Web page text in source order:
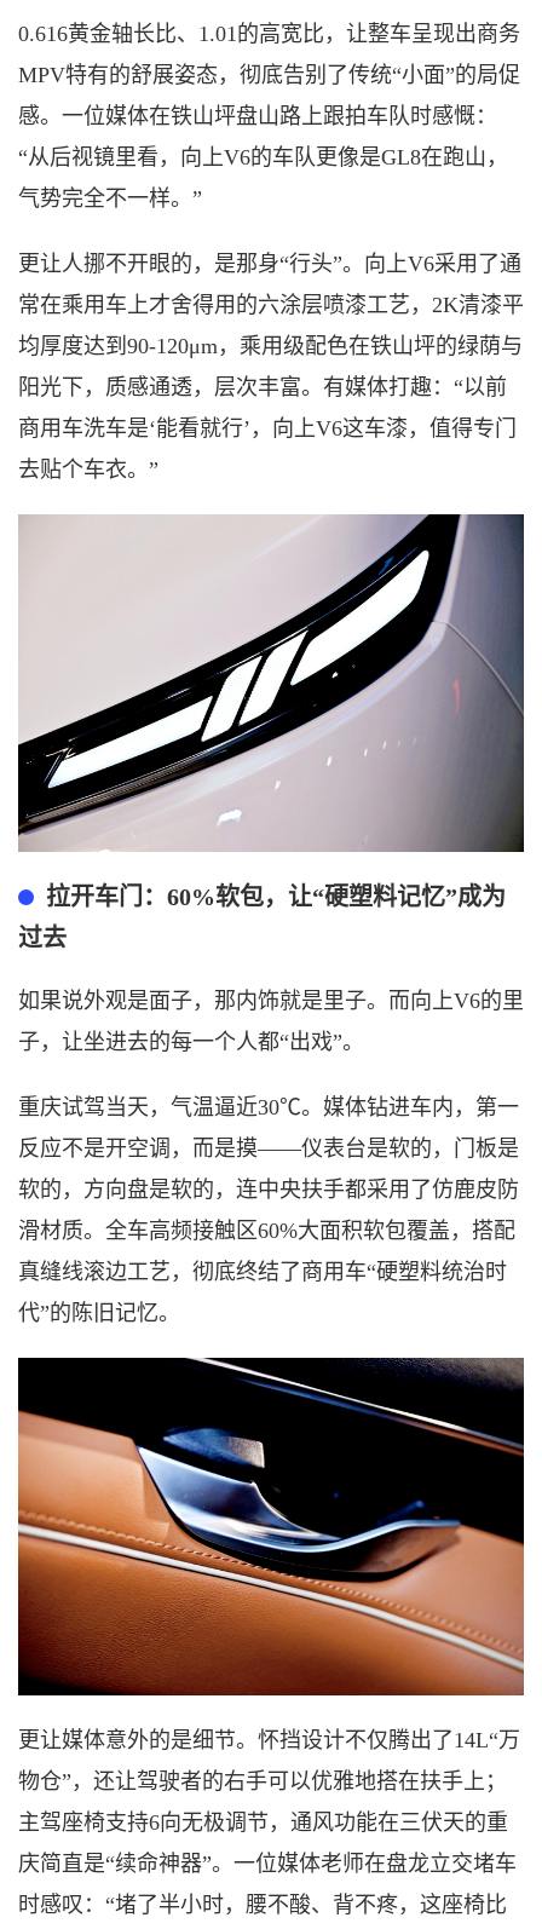
0.616黄金轴长比、 1.01的高宽比，让整车呈现出商务
MPV特有的舒展姿态，彻底告别了传统“小面”的局促
感。一位媒体在铁山坪盘山路上跟拍车队时感慨：
“从后视镜里看，向上V6的车队更像是GL8在跑山，
气势完全不一样。”
更让人挪不开眼的，是那身“行头”。向上V6采用了通
常在乘用车上才舍得用的六涂层喷漆工艺，2K清漆平
均厚度达到90-120μm， 乘用级配色在铁山坪的绿荫与
阳光下，质感通透，层次丰富。有媒体打趣： “以前
商用车洗车是‘能看就行’，向上V6这车漆，值得专门
去贴个车衣。”
拉开车门： 60%软包，让“硬塑料记忆”成为
过去
如果说外观是面子，那内饰就是里子。而向上V6的里
子，让坐进去的每一个人都“出戏”。
重庆试驾当天，气温逼近30℃。媒体钻进车内，第一
反应不是开空调，而是摸——仪表台是软的，门板是
软的，方向盘是软的，连中央扶手都采用了仿鹿皮防
滑材质。全车高频接触区60%大面积软包覆盖，搭配
真缝线滚边工艺，彻底终结了商用车“硬塑料统治时
代”的陈旧记忆。
更让媒体意外的是细节。怀挡设计不仅腾出了14L“万
物仓”，还让驾驶者的右手可以优雅地搭在扶手上；
主驾座椅支持6向无极调节，通风功能在三伏天的重
庆简直是“续命神器”。一位媒体老师在盘龙立交堵车
时感叹：“堵了半小时，腰不酸、背不疼，这座椅比